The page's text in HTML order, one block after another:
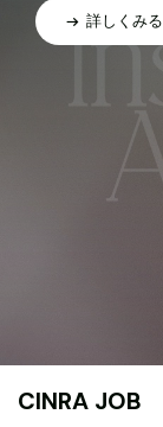
詳しくみる
CINRA JOB